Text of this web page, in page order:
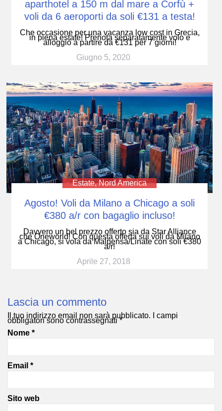
aparthotel a 150 m dal mare a Corfù +
voli da 6 aeroporti da soli €131 a testa!
Che occasione per una vacanza low cost in Grecia,
in piena estate! Prenota separatamente volo e
alloggio a partire da €131 per 7 giorni!
Giugno 5, 2020
Estate,Nord America
Agosto! Voli da Milano a Chicago a soli
€380 a/r con bagaglio incluso!
Davvero un bel prezzo offerto sia da Star Alliance
che Oneworld! Con questa offerta sui voli da Milano
a Chicago, si vola da Malpensa/Linate con soli €380
a/r!
Aprile 27, 2018
Lascia un commento
Il tuo indirizzo email non sarà pubblicato. I campi
obbligatori sono contrassegnati*
Nome *
Email *
Sito web